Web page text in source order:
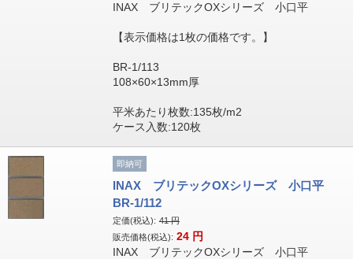
INAX ブリテックOXシリーズ 小口平
【表示価格は1枚の価格です。】
BR-1/113
108×60×13mm厚
平米あたり枚数:135枚/m2
ケース入数:120枚
即納可
INAX ブリテックOXシリーズ 小口平
BR-1/112
定価(税込): 41円
販売価格(税込): 24 円
INAX ブリテックOXシリーズ 小口平